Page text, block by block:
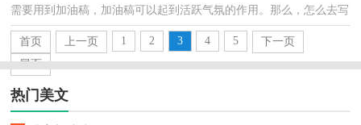
需要用到加油稿，加油稿可以起到活跃气氛的作用。那么，怎么去写
加油稿呢？下面是小编为大家收集的小学运动会加油稿...
首页 上一页 1 2 3 4 5
下一页
尾页
热门美文